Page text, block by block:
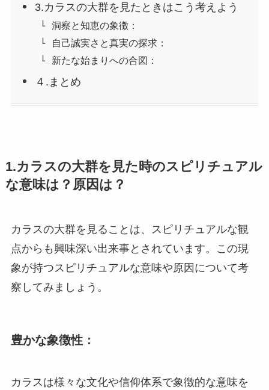
3.カラスの大群を見たときはこう考えよう
洞察と知恵の象徴：
自己誠実さと真実の探求：
新たな始まりへの合図：
４.まとめ
1.カラスの大群を見た時のスピリチュアル
な意味は？原因は？
カラスの大群を見ることは、スピリチュアルな観
点からも興味深い出来事とされています。この現
象が持つスピリチュアルな意味や原因について考
察してみましょう。
豊かな象徴性：
カラスは様々な文化や信仰体系で象徴的な意味を